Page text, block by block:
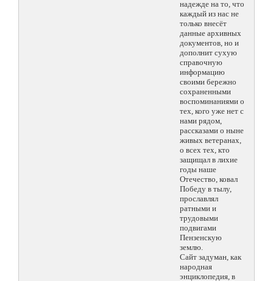
надежде на то, что
каждый из нас не
только внесёт
данные архивных
документов, но и
дополнит сухую
справочную
информацию
своими бережно
сохраненными
воспоминаниями о
тех, кого уже нет с
нами рядом,
рассказами о ныне
живых ветеранах,
о всех тех, кто
защищал в лихие
годы наше
Отечество, ковал
Победу в тылу,
прославлял
ратными и
трудовыми
подвигами
Пензенскую
землю.
Сайт задуман, как
народная
энциклопедия, в